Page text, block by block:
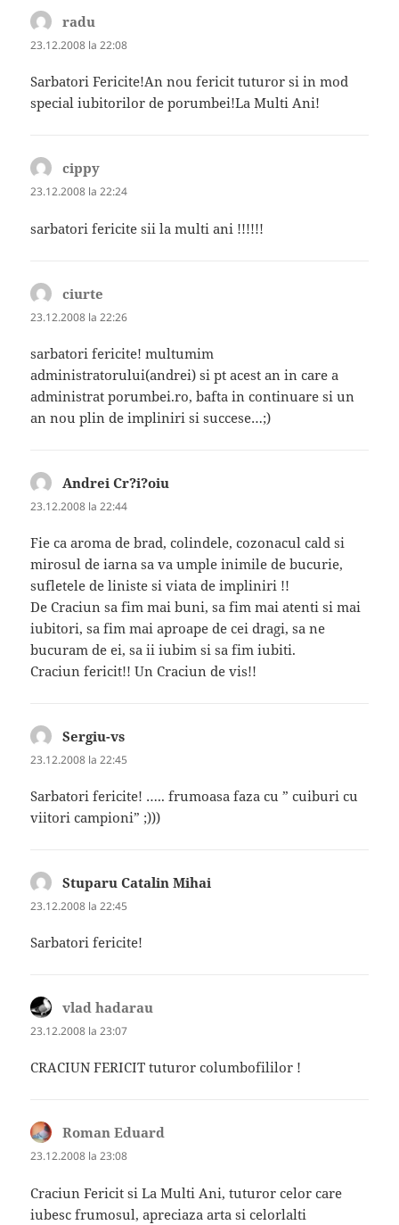
radu
23.12.2008 la 22:08
Sarbatori Fericite!An nou fericit tuturor si in mod
special iubitorilor de porumbei!La Multi Ani!
cippy
23.12.2008 la 22:24
sarbatori fericite sii la multi ani !!!!!!
ciurte
23.12.2008 la 22:26
sarbatori fericite! multumim
administratorului(andrei) si pt acest an in care a
administrat porumbei.ro, bafta in continuare si un
an nou plin de impliniri si succese…;)
Andrei Cr?i?oiu
23.12.2008 la 22:44
Fie ca aroma de brad, colindele, cozonacul cald si
mirosul de iarna sa va umple inimile de bucurie,
sufletele de liniste si viata de impliniri !!
De Craciun sa fim mai buni, sa fim mai atenti si mai
iubitori, sa fim mai aproape de cei dragi, sa ne
bucuram de ei, sa ii iubim si sa fim iubiti.
Craciun fericit!! Un Craciun de vis!!
Sergiu-vs
23.12.2008 la 22:45
Sarbatori fericite! ….. frumoasa faza cu ” cuiburi cu
viitori campioni” ;)))
Stuparu Catalin Mihai
23.12.2008 la 22:45
Sarbatori fericite!
vlad hadarau
23.12.2008 la 23:07
CRACIUN FERICIT tuturor columbofililor !
Roman Eduard
23.12.2008 la 23:08
Craciun Fericit si La Multi Ani, tuturor celor care
iubesc frumosul, apreciaza arta si celorlalti